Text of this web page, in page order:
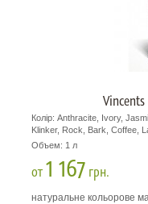
Колір: Anthracite, Ivory,
Klinker, Rock, Bark, Coffee,
Объем: 1 л
от1 167 грн.
натуральне кольорове